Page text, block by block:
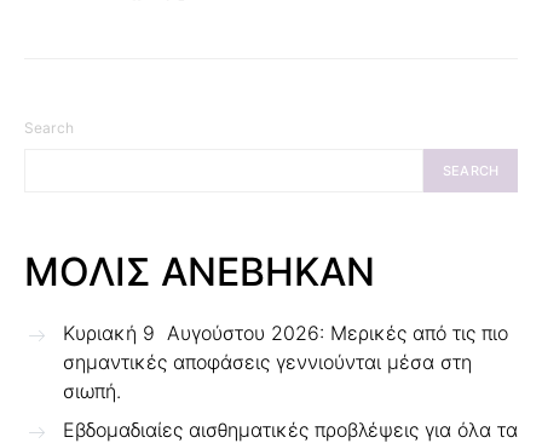
Search
SEARCH
ΜΟΛΙΣ ΑΝΕΒΗΚΑΝ
Κυριακή 9 Αυγούστου 2026: Μερικές από τις πιο
σημαντικές αποφάσεις γεννιούνται μέσα στη
σιωπή.
Εβδομαδιαίες αισθηματικές προβλέψεις για όλα τα